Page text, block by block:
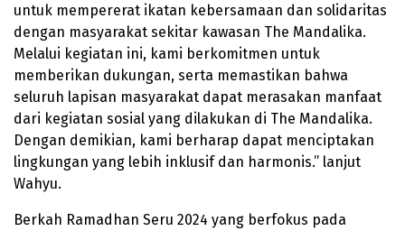
untuk mempererat ikatan kebersamaan dan solidaritas
dengan masyarakat sekitar kawasan The Mandalika.
Melalui kegiatan ini, kami berkomitmen untuk
memberikan dukungan, serta memastikan bahwa
seluruh lapisan masyarakat dapat merasakan manfaat
dari kegiatan sosial yang dilakukan di The Mandalika.
Dengan demikian, kami berharap dapat menciptakan
lingkungan yang lebih inklusif dan harmonis.” lanjut
Wahyu.
Berkah Ramadhan Seru 2024 yang berfokus pada